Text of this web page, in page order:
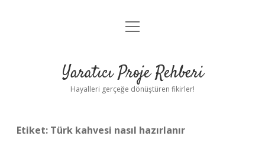
Anasayfa
Yasal Uyarı
menüyü
Yaratıcı Proje Rehberi
Hayalleri gerçeğe dönüştüren fikirler!
Etiket: Türk kahvesi nasıl hazırlanır